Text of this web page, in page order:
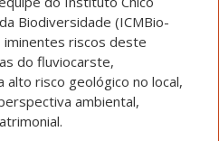
Biodiversidade (ICMBio-
iminentes riscos deste
do fluviocarste,
alto risco geológico no local,
ambiental,